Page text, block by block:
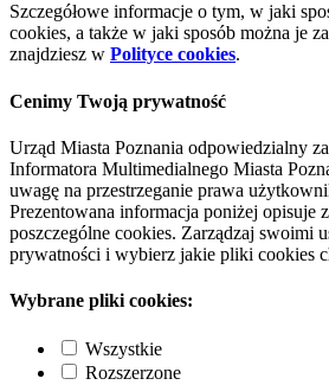
Szczegółowe informacje o tym, w jaki
cookies, a także w jaki sposób można je
znajdziesz w Polityce cookies.
Cenimy Twoją prywatność
Urząd Miasta Poznania odpowiedzialny
Informatora Multimedialnego Miasta
uwagę na przestrzeganie prawa
Prezentowana informacja poniżej opisuje
poszczególne cookies. Zarządzaj swoimi
prywatności i wybierz jakie pliki cookies
Wybrane pliki cookies:
Wszystkie
Rozszerzone